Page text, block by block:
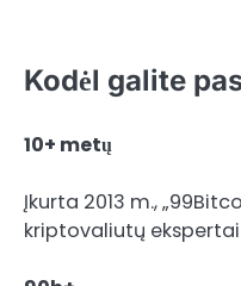
Kodėl galite
10+ metų
Įkurta 2013 m.,
kriptovaliutų ekspertai